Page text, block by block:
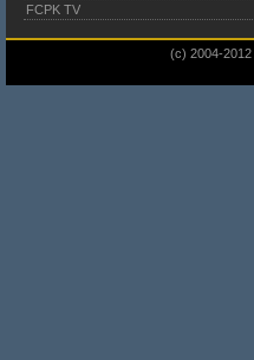
FCPK TV
(c) 2004-2012